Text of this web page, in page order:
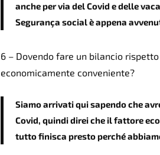
anche per via del Covid e delle
Segurança social è appena
6 – Dovendo fare un bilancio
economicamente conveniente?
Siamo arrivati qui sapendo che
Covid, quindi direi che il fattore
tutto finisca presto perché